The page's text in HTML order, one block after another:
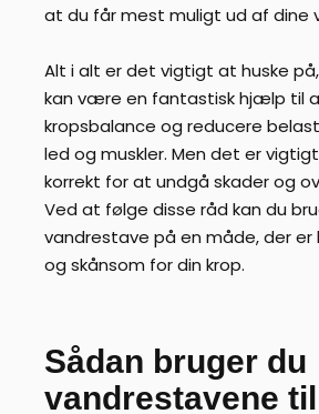
at du får mest muligt ud af dine
Alt i alt er det vigtigt at huske
kan være en fantastisk hjælp til
kropsbalance og reducere
led og muskler. Men det er
korrekt for at undgå skader og
Ved at følge disse råd kan du
vandrestave på en måde, der
og skånsom for din krop.
Sådan bruger du
vandrestavene